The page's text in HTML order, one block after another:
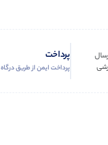
پرداخت
پرداخت ایمن از طریق درگاه